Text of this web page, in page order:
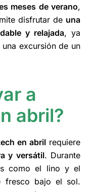
meses de verano,
disfrutar de una
y relajada, ya
excursión de un
a
abril?
en abril requiere
y versátil. Durante
como el lino y el
fresco bajo el sol.